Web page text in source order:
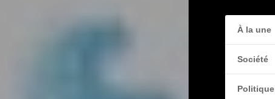
À la une
Société
Politique